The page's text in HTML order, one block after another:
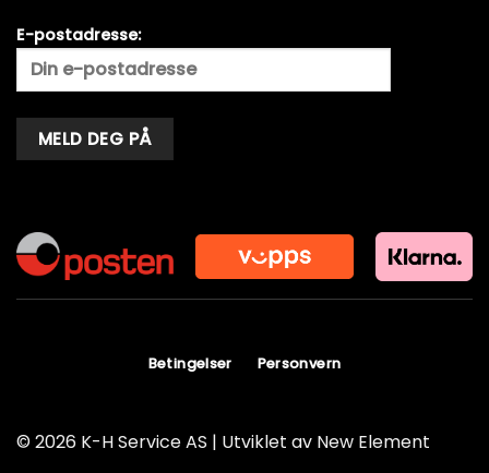
E-postadresse:
© 2026 K-H Service AS | Utviklet av New Element
Betingelser Personvern